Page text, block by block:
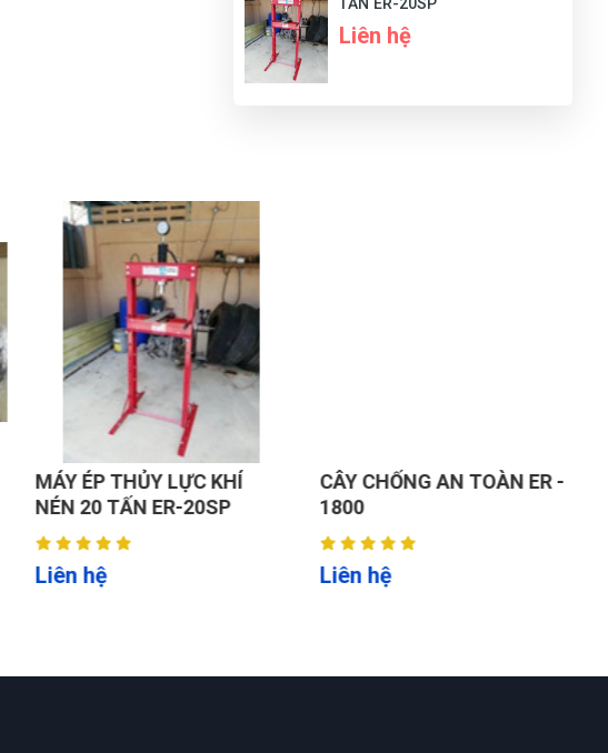
46).
trơn vít cơ khí.
Liên hệ
MÁY ÉP THỦY LỰC KHÍ
NÉN 20 TẤN ER-20SP
Liên hệ
CÂY CHỐNG AN TOÀN ER -
1800
Liên hệ